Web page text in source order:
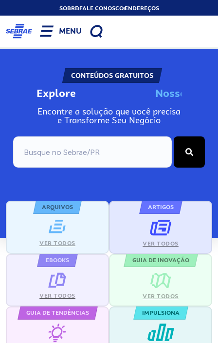
SOBREFALE CONOSCOENDEREÇOS
MENU
CONTEÚDOS GRATUITOS
Explore Nos
Encontre a solução que você precisa
e Transforme Seu Negócio
ARQUIVOS
VER TODOS
ARTIGOS
VER TODOS
EBOOKS
VER TODOS
GUIA DE INOVAÇÃO
VER TODOS
GUIA DE TENDÊNCIAS IMPULSIONA